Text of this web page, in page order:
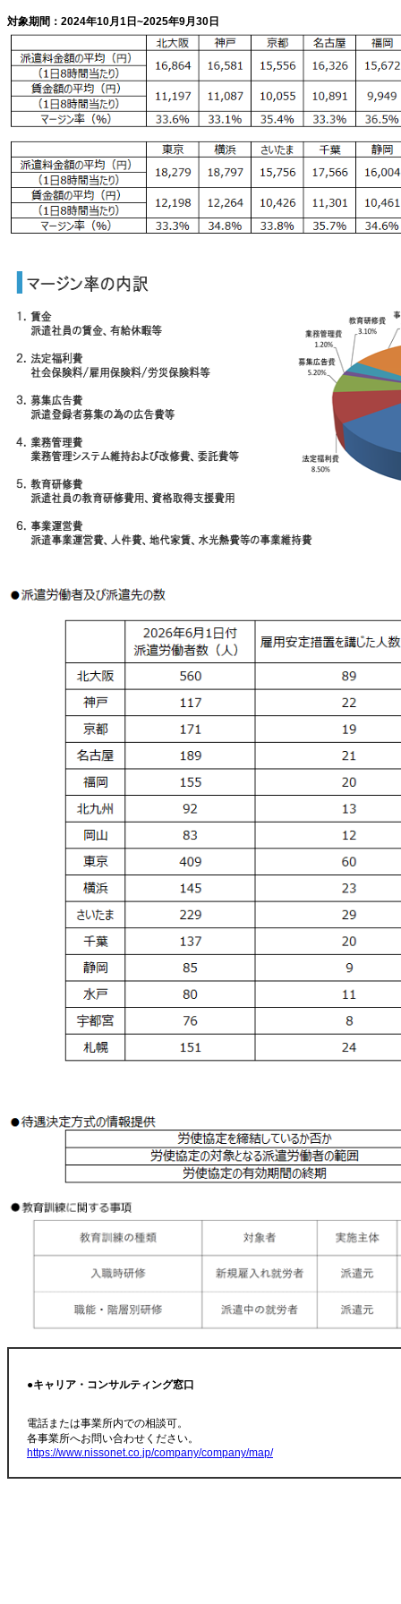
対象期間：2024年10月1日~2025年9月30日
●キャリア・コンサルティング窓口
電話または事業所内での相談可。
各事業所へお問い合わせください。
https://www.nissonet.co.jp/company/company/map/